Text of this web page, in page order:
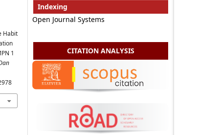
Habit
1
Indexing
Open Journal Systems
CITATION ANALYSIS